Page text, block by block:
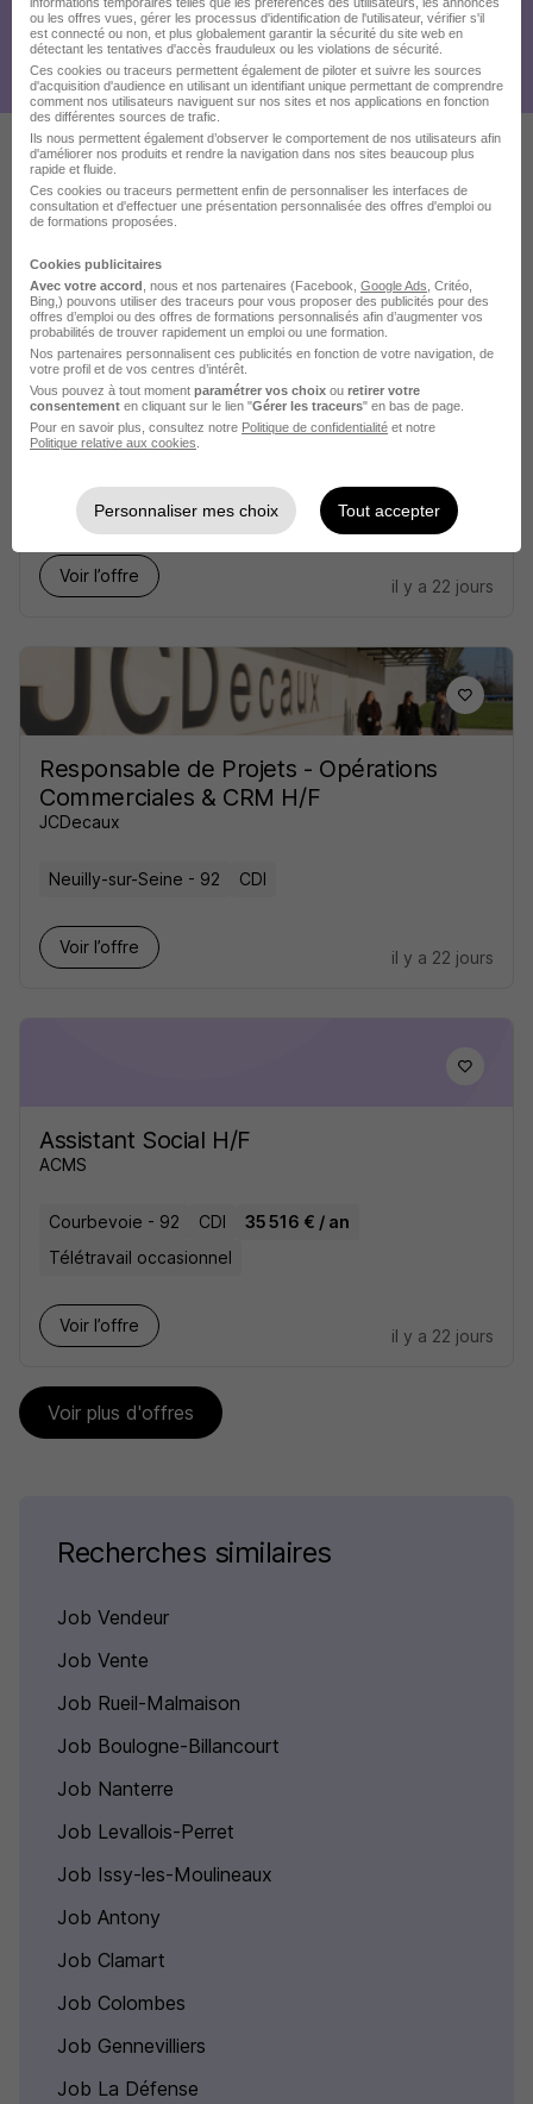
Ces offres pourraient aussi
vous intéresser
Jd-Ingénieur·e Intégration Mécanique
Soufflante et Compresseur Bp H/F
Safran
Moissy-Cramayel - 77 CDI
Voir l’offre
il y a 22 jours
Responsable de Projets - Opérations
Commerciales & CRM H/F
JCDecaux
Neuilly-sur-Seine - 92 CDI
Voir l’offre
il y a 22 jours
Assistant Social H/F
ACMS
Courbevoie - 92 CDI
35 516 € / an
Télétravail occasionnel
Voir l’offre
il y a 22 jours
Voir plus d'offres
Recherches similaires
Job Vendeur
Job Vente
Job Rueil-Malmaison
Job Boulogne-Billancourt
Job Nanterre
Job Levallois-Perret
Job Issy-les-Moulineaux
Job Antony
Job Clamart
Job Colombes
Job Gennevilliers
Job La Défense
ou les offres vues, gérer les processus d'identification de l'utilisateur, vérifier s'il
est connecté ou non, et plus globalement garantir la sécurité du site web en
détectant les tentatives d'accès frauduleux ou les violations de sécurité.
Ces cookies ou traceurs permettent également de piloter et suivre les sources
d'acquisition d'audience en utilisant un identifiant unique permettant de comprendre
comment nos utilisateurs naviguent sur nos sites et nos applications en fonction
des différentes sources de trafic.
Ils nous permettent également d’observer le comportement de nos utilisateurs afin
d'améliorer nos produits et rendre la navigation dans nos sites beaucoup plus
rapide et fluide.
Ces cookies ou traceurs permettent enfin de personnaliser les interfaces de
consultation et d'effectuer une présentation personnalisée des offres d'emploi ou
de formations proposées.
Cookies publicitaires
Avec votre accord , nous et nos partenaires (Facebook, Google Ads , Critéo,
Bing,) pouvons utiliser des traceurs pour vous proposer des publicités pour des
offres d’emploi ou des offres de formations personnalisés afin d’augmenter vos
probabilités de trouver rapidement un emploi ou une formation.
Nos partenaires personnalisent ces publicités en fonction de votre navigation, de
votre profil et de vos centres d’intérêt.
Vous pouvez à tout moment paramétrer vos choix ou retirer votre
consentement en cliquant sur le lien "Gérer les traceurs" en bas de page.
Pour en savoir plus, consultez notre Politique de confidentialité et notre
Politique relative aux cookies
Personnaliser mes choix Tout accepter